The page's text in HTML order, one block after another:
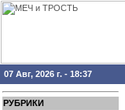
07 Авг, 2026 г. - 18:37
РУБРИКИ